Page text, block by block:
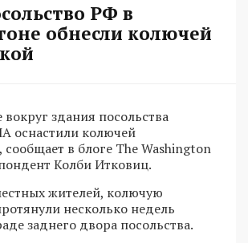
РФ в
обнесли колючей
здания посольства
оснастили колючей
сообщает в блоге The Washington
Колби Итковиц.
жителей, колючую
несколько недель
заднего двора посольства.